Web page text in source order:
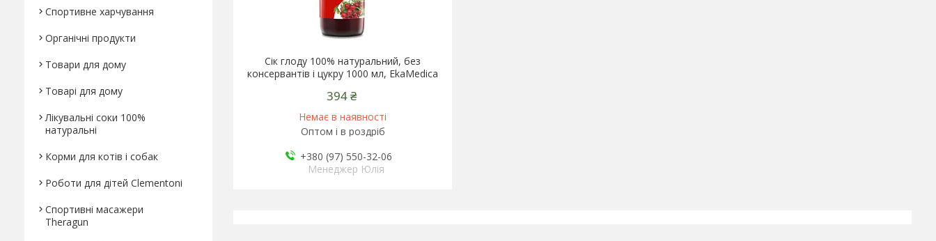
Сік глоду 100% натуральний, без
консервантів і цукру 1000 мл, EkaMedica
394 ₴
Немає в наявності
Оптом і в роздріб
+380 (97) 550-32-06
Менеджер Юлія
Спортивне харчування
Органічні продукти
Товари для дому
Товарі для дому
Лікувальні соки 100%
натуральні
Корми для котів і собак
Роботи для дітей Clementonі
Спортивні масажери
Theragun